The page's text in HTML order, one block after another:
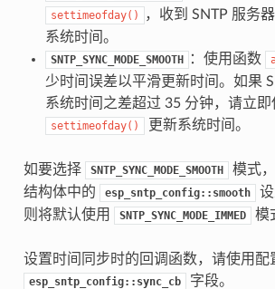
settimeofday()
，收到 SNTP 服务
系统时间。
SNTP_SYNC_MODE_SMOOTH ：使用函数
少时间误差以平滑更新时间。如果
系统时间之差超过 35 分钟，请立即
settimeofday() 更新系统时间。
如要选择 SNTP_SYNC_MODE_SMOOTH
模式
结构体中的
esp_sntp_config::smooth
则将默认使用
SNTP_SYNC_MODE_IMMED 模
设置时间同步时的回调函数，请使用配
esp_sntp_config::sync_cb 字段。